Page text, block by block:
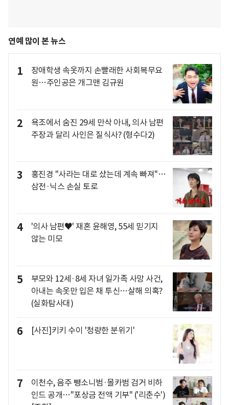
연예 많이 본 뉴스
1
장애학생 속옷까지 손빨래한 사회복무요
원…주인공은 개그맨 김규원
2
욕조에서 숨진 29세 만삭 아내, 의사 남편
주장과 달리 사인은 질식사? (형수다2)
3
홍진경 "사라는 대로 샀는데 계속 빠져"…
삼전·닉스 손실 토로
4
'의사 남편♥' 재혼 윤해영, 55세 믿기지
않는 미모
5
부모와 12세·8세 자녀 일가족 사망 사건,
아내는 속옷만 입은 채 투신…살해 의혹?
(실화탐사대)
6 [사진]키키 수이 '청량한 분위기'
7
이천수, 음주 뺑소니범·몰카범 검거 비하
인드 공개…"포상금 전액 기부" ('리춘수')